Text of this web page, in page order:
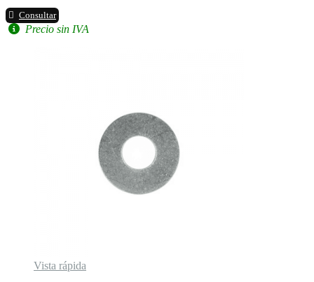
Consultar
Precio sin IVA
Vista rápida